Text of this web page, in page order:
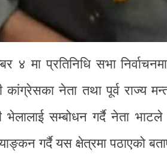
४ मा प्रतिनिधि सभा
कांग्रेसका नेता तथा पूर्व राज्य
सम्बोधन गर्दै नेता
गर्दै यस क्षेत्रमा पठाएको